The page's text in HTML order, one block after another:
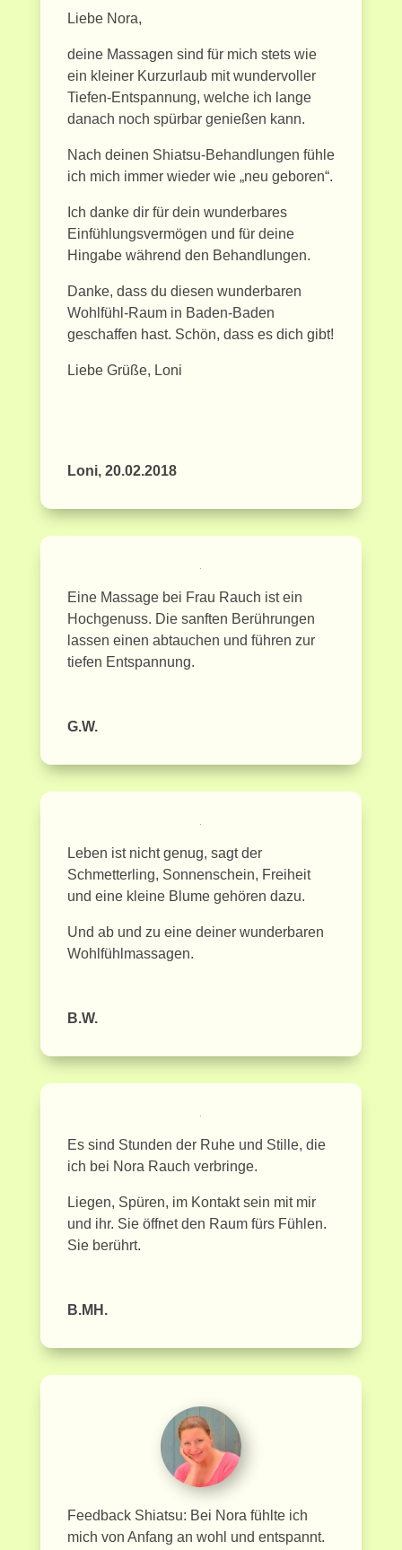
Liebe Nora,
deine Massagen sind für mich stets wie
ein kleiner Kurzurlaub mit wundervoller
Tiefen-Entspannung, welche ich lange
danach noch spürbar genießen kann.
Nach deinen Shiatsu-Behandlungen fühle
ich mich immer wieder wie „neu geboren“.
Ich danke dir für dein wunderbares
Einfühlungsvermögen und für deine
Hingabe während den Behandlungen.
Danke, dass du diesen wunderbaren
Wohlfühl-Raum in Baden-Baden
geschaffen hast. Schön, dass es dich gibt!
Liebe Grüße, Loni
Loni, 20.02.2018
Eine Massage bei Frau Rauch ist ein
Hochgenuss. Die sanften Berührungen
lassen einen abtauchen und führen zur
tiefen Entspannung.
G.W.
Leben ist nicht genug, sagt der
Schmetterling, Sonnenschein, Freiheit
und eine kleine Blume gehören dazu.
Und ab und zu eine deiner wunderbaren
Wohlfühlmassagen.
B.W.
Es sind Stunden der Ruhe und Stille, die
ich bei Nora Rauch verbringe.
Liegen, Spüren, im Kontakt sein mit mir
und ihr. Sie öffnet den Raum fürs Fühlen.
Sie berührt.
B.MH.
Feedback Shiatsu: Bei Nora fühlte ich
mich von Anfang an wohl und entspannt.